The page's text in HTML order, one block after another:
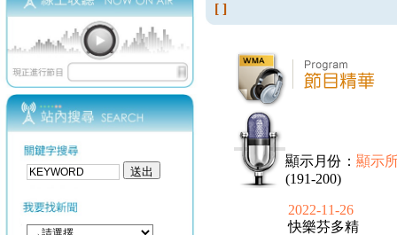
[ ]
顯示月份： 顯示
(191-200)
2022-11-26
快樂芬多精